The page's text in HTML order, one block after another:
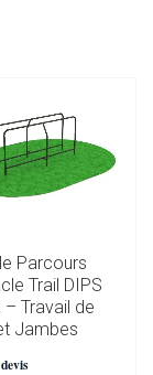
Parcours
Trail DIPS
– Travail de
Jambes